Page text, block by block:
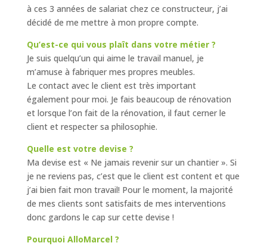
à ces 3 années de salariat chez ce constructeur, j’ai
décidé de me mettre à mon propre compte.
Qu’est-ce qui vous plaît dans votre métier ?
Je suis quelqu’un qui aime le travail manuel, je
m’amuse à fabriquer mes propres meubles.
Le contact avec le client est très important
également pour moi. Je fais beaucoup de rénovation
et lorsque l’on fait de la rénovation, il faut cerner le
client et respecter sa philosophie.
Quelle est votre devise ?
Ma devise est « Ne jamais revenir sur un chantier ». Si
je ne reviens pas, c’est que le client est content et que
j’ai bien fait mon travail! Pour le moment, la majorité
de mes clients sont satisfaits de mes interventions
donc gardons le cap sur cette devise !
Pourquoi AlloMarcel ?